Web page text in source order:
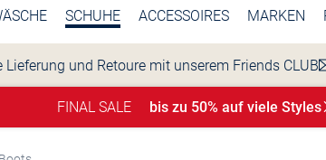
SCHUHE ACCESSOIRES MARKEN
Lieferung und Retoure mit unserem Friends CLUB
FINAL SALE bis zu 50% auf viele Styles